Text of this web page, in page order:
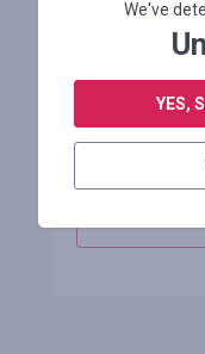
hasta
We've
YES,